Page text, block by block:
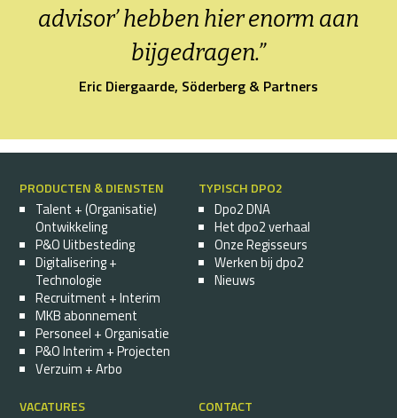
advisor’ hebben hier enorm aan
bijgedragen.”
Eric Diergaarde, Söderberg & Partners
PRODUCTEN & DIENSTEN
Talent + (Organisatie)
Ontwikkeling
P&O Uitbesteding
Digitalisering +
Technologie
Recruitment + Interim
MKB abonnement
Personeel + Organisatie
P&O Interim + Projecten
Verzuim + Arbo
TYPISCH DPO2
Dpo2 DNA
Het dpo2 verhaal
Onze Regisseurs
Werken bij dpo2
Nieuws
VACATURES CONTACT